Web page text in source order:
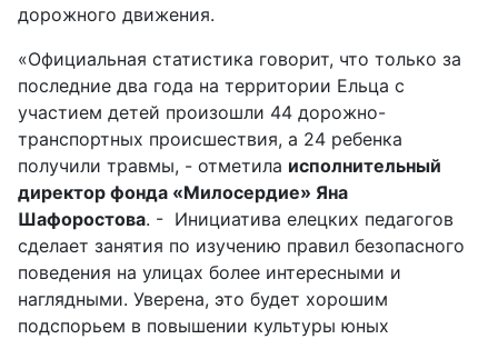
дорожного движения.
«Официальная статистика говорит, что только за
последние два года на территории Ельца с
участием детей произошли 44 дорожно-
транспортных происшествия, а 24 ребенка
получили травмы, - отметила исполнительный
директор фонда «Милосердие» Яна
Шафоростова. - Инициатива елецких педагогов
сделает занятия по изучению правил безопасного
поведения на улицах более интересными и
наглядными. Уверена, это будет хорошим
подспорьем в повышении культуры юных